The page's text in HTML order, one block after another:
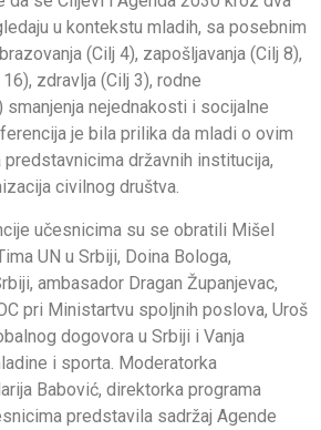
u kontekstu mladih, sa posebnim
(Cilj 4), zapošljavanja (Cilj 8),
zdravlja (Cilj 3), rodne
smanjenja nejednakosti i socijalne
je bila prilika da mladi o ovim
državnih institucija,
civilnog društva.
učesnicima su se obratili Mišel
UN u Srbiji, Doina Bologa,
ambasador Dragan Županjevac,
pri Ministartvu spoljnih poslova, Uroš
dogovora u Srbiji i Vanja
i sporta. Moderatorka
Babović, direktorka programa
predstavila sadržaj Agende